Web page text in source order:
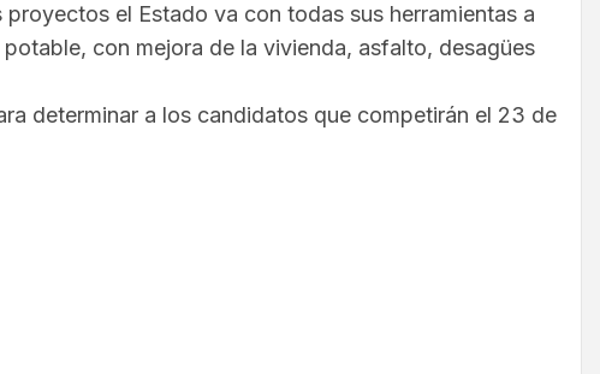
el Estado va con todas sus herramientas a
con mejora de la vivienda, asfalto, desagües
determinar a los candidatos que competirán el 23 de